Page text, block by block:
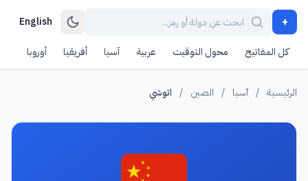
+
English
كل المفاتيح محول التوقيت عربية آسيا أفريقيا أوروبا
الرئيسية / آسيا / الصين / اتوشي